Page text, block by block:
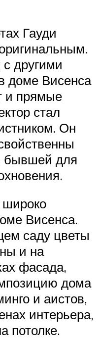
Гауди
другими
доме Висенса
и прямые
стал
Он
бывшей для
Висенса.
саду цветы
и на
фасада,
дома
и аистов,
интерьера,
потолке.